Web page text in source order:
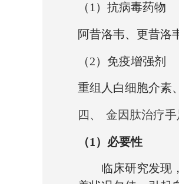
（1）抗病毒药物
阿昔洛韦、更昔洛
（2）免疫增强剂
重组人白细胞介素
四、 金因肽治疗
（1 ）必要性
临床研究发现